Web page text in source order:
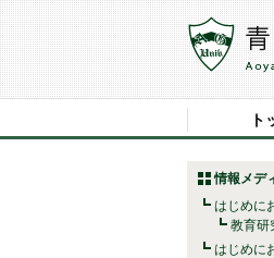
ト
情報メデ
はじめに
教育研
はじめに